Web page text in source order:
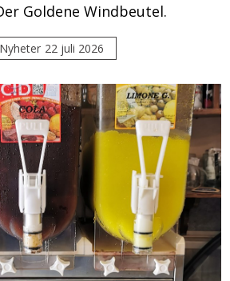
Goldene Windbeutel.
Nyheter 22 juli 2026